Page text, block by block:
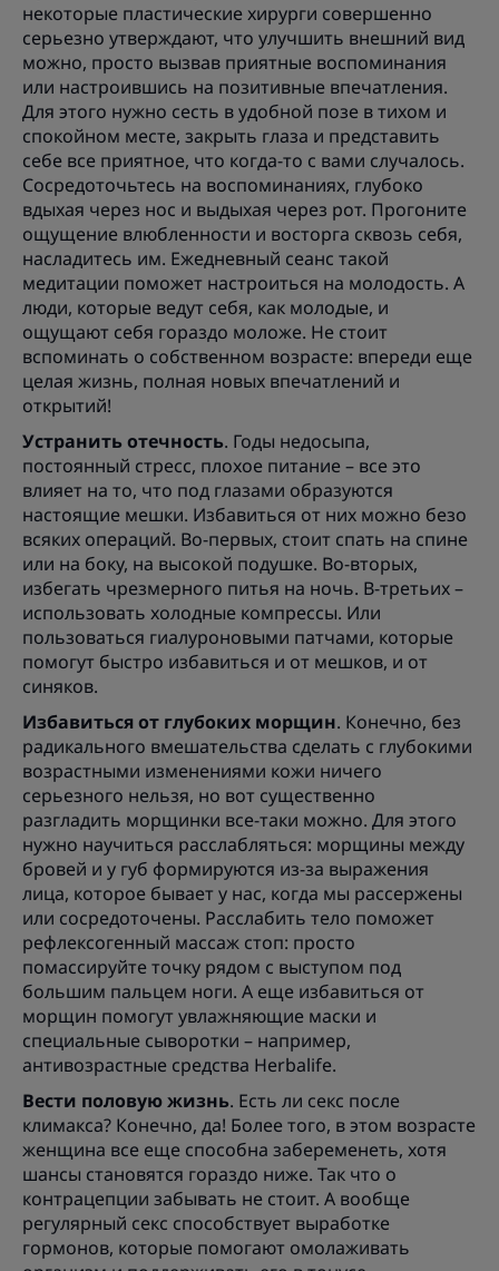
некоторые пластические хирурги совершенно
серьезно утверждают, что улучшить внешний вид
можно, просто вызвав приятные воспоминания
или настроившись на позитивные впечатления.
Для этого нужно сесть в удобной позе в тихом и
спокойном месте, закрыть глаза и представить
себе все приятное, что когда-то с вами случалось.
Сосредоточьтесь на воспоминаниях, глубоко
вдыхая через нос и выдыхая через рот. Прогоните
ощущение влюбленности и восторга сквозь себя,
насладитесь им. Ежедневный сеанс такой
медитации поможет настроиться на молодость. А
люди, которые ведут себя, как молодые, и
ощущают себя гораздо моложе. Не стоит
вспоминать о собственном возрасте: впереди еще
целая жизнь, полная новых впечатлений и
открытий!
Устранить отечность. Годы недосыпа,
постоянный стресс, плохое питание – все это
влияет на то, что под глазами образуются
настоящие мешки. Избавиться от них можно безо
всяких операций. Во-первых, стоит спать на спине
или на боку, на высокой подушке. Во-вторых,
избегать чрезмерного питья на ночь. В-третьих –
использовать холодные компрессы. Или
пользоваться гиалуроновыми патчами, которые
помогут быстро избавиться и от мешков, и от
синяков.
Избавиться от глубоких морщин. Конечно, без
радикального вмешательства сделать с глубокими
возрастными изменениями кожи ничего
серьезного нельзя, но вот существенно
разгладить морщинки все-таки можно. Для этого
нужно научиться расслабляться: морщины между
бровей и у губ формируются из-за выражения
лица, которое бывает у нас, когда мы рассержены
или сосредоточены. Расслабить тело поможет
рефлексогенный массаж стоп: просто
помассируйте точку рядом с выступом под
большим пальцем ноги. А еще избавиться от
морщин помогут увлажняющие маски и
специальные сыворотки – например,
антивозрастные средства Herbalife.
Вести половую жизнь. Есть ли секс после
климакса? Конечно, да! Более того, в этом возрасте
женщина все еще способна забеременеть, хотя
шансы становятся гораздо ниже. Так что о
контрацепции забывать не стоит. А вообще
регулярный секс способствует выработке
гормонов, которые помогают омолаживать